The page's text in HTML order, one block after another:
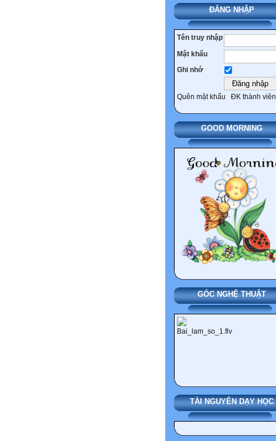
ĐĂNG NHẬP
Tên truy nhập
Mật khẩu
Ghi nhớ
Quên mật khẩu ĐK thành viên
GOOD MORNING
GÓC NGHỆ THUẬT
TÀI NGUYÊN DẠY HỌC